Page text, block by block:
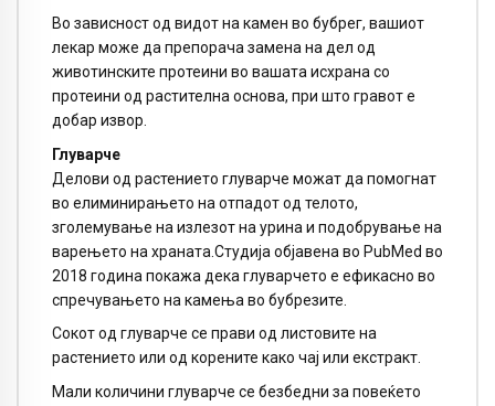
Во зависност од видот на камен во бубрег, вашиот
лекар може да препорача замена на дел од
животинските протеини во вашата исхрана со
протеини од растителна основа, при што гравот е
добар извор.
Глуварче
Делови од растението глуварче можат да помогнат
во елиминирањето на отпадот од телото,
зголемување на излезот на урина и подобрување на
варењето на храната.Студија објавена во PubMed во
2018 година покажа дека глуварчето е ефикасно во
спречувањето на камења во бубрезите.
Сокот од глуварче се прави од листовите на
растението или од корените како чај или екстракт.
Мали количини глуварче се безбедни за повеќето